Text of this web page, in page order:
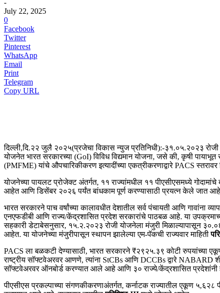
-
July 22, 2025
0
Facebook
Twitter
Pinterest
WhatsApp
Email
Print
Telegram
Copy URL
दिल्ली,दि.२२ जुलै २०२५(प्रजेचा विकास न्युज प्रतिनिधी):-३१.०५.२०२३
योजनेत भारत सरकारच्या (GoI) विविध विद्यमान योजना, जसे की, कृषी
(PMFME) यांचे औपचारिकीकरण इत्यादींच्या एकत्रीकरणाद्वारे PACS
योजनेच्या पायलट प्रोजेक्ट अंतर्गत, ११ राज्यांमधील ११ पीएसीएसमध्ये
आहेत आणि डिसेंबर २०२६ पर्यंत बांधकाम पूर्ण करण्यासाठी प्रयत्न केले जात
भारत सरकारने पाच वर्षांच्या कालावधीत देशातील सर्व पंचायती आणि गावांना
एनएफडीबी आणि राज्य/केंद्रशासित प्रदेश सरकारांचे पाठबळ आहे. या
सहकारी डेटाबेसनुसार, १५.२.२०२३ रोजी योजनेला मंजुरी मिळाल्यापासून
आहेत. या योजनेच्या मंजुरीपासून स्थापन झालेल्या एम-पॅकची राज्यवार माहिती
PACS ला बळकटी देण्यासाठी, भारत सरकारने ₹२९२५.३९ कोटी रुपयांच्या
राष्ट्रीय सॉफ्टवेअरवर आणणे, त्यांना StCBs आणि DCCBs द्वारे
सॉफ्टवेअरवर ऑनबोर्ड करण्यात आले आहे आणि ३० राज्ये/केंद्रशासित
पीएसीएस प्रकल्पाच्या संगणकीकरणाअंतर्गत, कर्नाटक राज्यातील एकूण